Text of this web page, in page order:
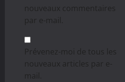
nouveaux commentaires
par e-mail.
Prévenez-moi de tous les
nouveaux articles par e-
mail.